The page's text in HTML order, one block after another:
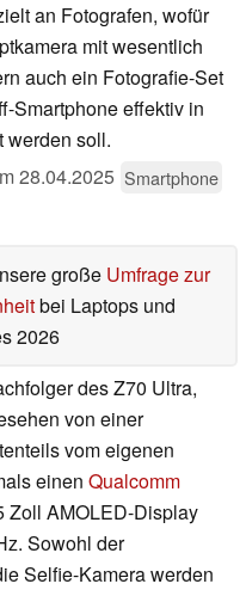
an Fotografen, wofür
mit wesentlich
auch ein Fotografie-Set
Smartphone effektiv in
werden soll.
28.04.2025 Smartphone
große Umfrage zur
bei Laptops und
2026
des Z70 Ultra,
von einer
vom eigenen
einen Qualcomm
Zoll AMOLED-Display
Sowohl der
Selfie-Kamera werden